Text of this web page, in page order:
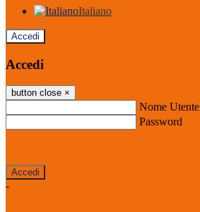
Italiano
Accedi
Accedi
button close ×
Nome Utente
Password
-